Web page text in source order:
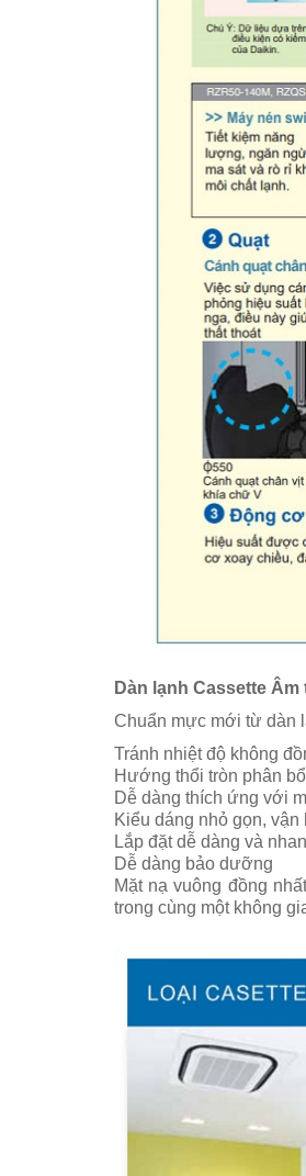
Dàn lạnh Cassette
Chuẩn mực mới từ dàn
Tránh nhiệt độ không
Hướng thổi tròn phân
Dễ dàng thích ứng với
Kiểu dáng nhỏ gọn, vận
Lắp đặt dễ dàng và
Dễ dàng bảo dưỡng
Mặt nạ vuông đồng
trong cùng một không